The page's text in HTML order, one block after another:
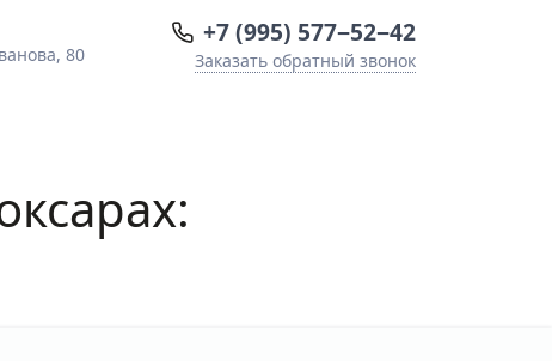
80
+7 (995) 577−52−42
Заказать обратный звонок